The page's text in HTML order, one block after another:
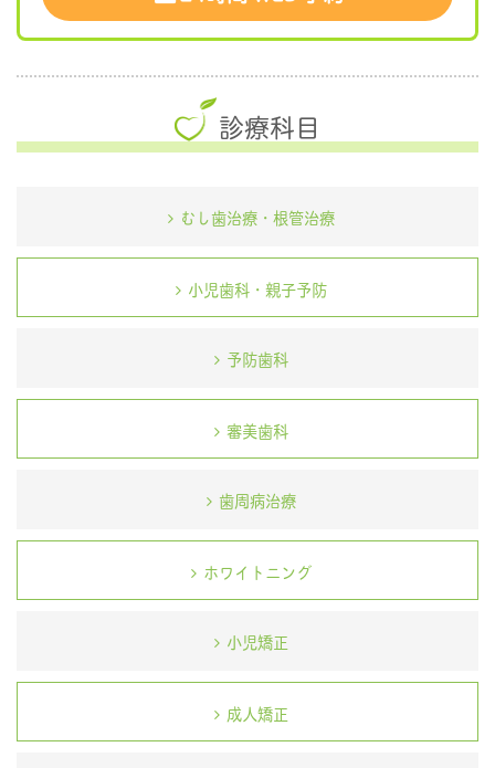
診療科目
むし歯治療・根管治療
小児歯科・親子予防
予防歯科
審美歯科
歯周病治療
ホワイトニング
小児矯正
成人矯正